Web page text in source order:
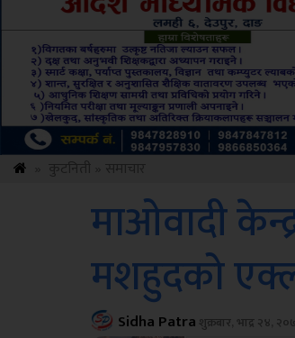
माओवादी
मशहुदको
Sidha Patra शुक्रबार, भाद्र २४,